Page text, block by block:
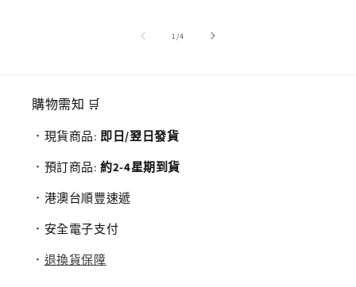
1//4
購物需知 🛒
．現貨商品: 即日/翌日發貨
．預訂商品:約2-4星期到貨
．港澳台順豐速遞
．安全電子支付
． 退換貨保障